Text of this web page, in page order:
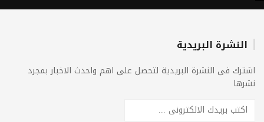
النشرة البريدية
اشترك فى النشرة البريدية لتحصل على اهم واحدث الاخبار بمجرد
نشرها